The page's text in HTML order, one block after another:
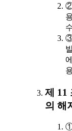
②
③
제 11
의 해
①